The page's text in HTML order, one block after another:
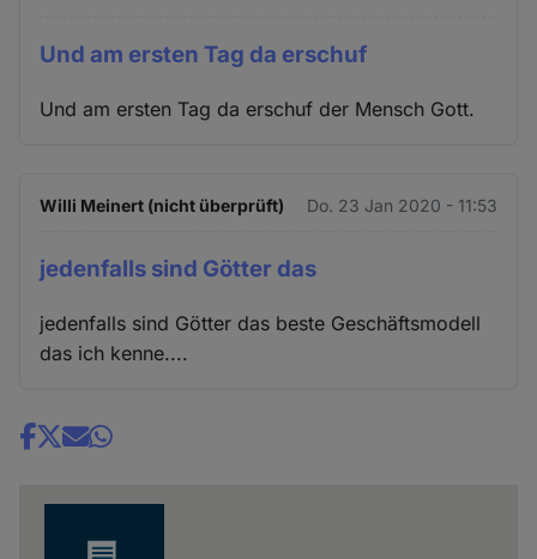
Und am ersten Tag da erschuf
Und am ersten Tag da erschuf der Mensch Gott.
Willi Meinert (nicht überprüft) Do. 23 Jan 2020 - 11:53
jedenfalls sind Götter das
jedenfalls sind Götter das beste Geschäftsmodell
das ich kenne....
Share